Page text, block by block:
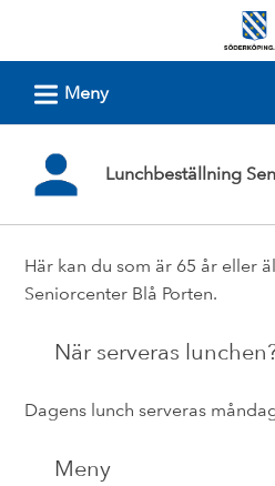
Söderköpings
L Meny
Lunchbeställning
Här kan du som är 65 år eller
Seniorcenter Blå Porten.
När serveras
Dagens lunch serveras
Meny